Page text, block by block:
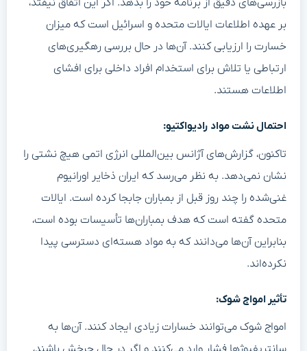
بازرسی‌های دقیق از برنامه خود را بدهد. اگر این اتفاق نیفتد،
بر عهده اطلاعات ایالات متحده و اسرائیل است که میزان
خسارت را ارزیابی کنند. آن‌ها در حال بررسی رهگیری‌های
ارتباطی یا تلاش برای استخدام افراد داخلی برای افشای
اطلاعات هستند.
احتمال نشت مواد رادیواکتیو:
تاکنون، گزارش‌های آژانس بین‌المللی انرژی اتمی هیچ نشتی را
نشان نمی‌دهد. به نظر می‌رسد که ایران ذخایر اورانیوم
غنی‌شده را چند روز قبل از بمباران جابجا کرده است. ایالات
متحده گفته است که هدف بمباران‌ها تأسیسات بوده است،
بنابراین آن‌ها می‌دانند که به مواد هسته‌ای دسترسی پیدا
نکرده‌اند.
تأثیر امواج شوک:
امواج شوک می‌توانند خسارات زیادی ایجاد کنند. آن‌ها به